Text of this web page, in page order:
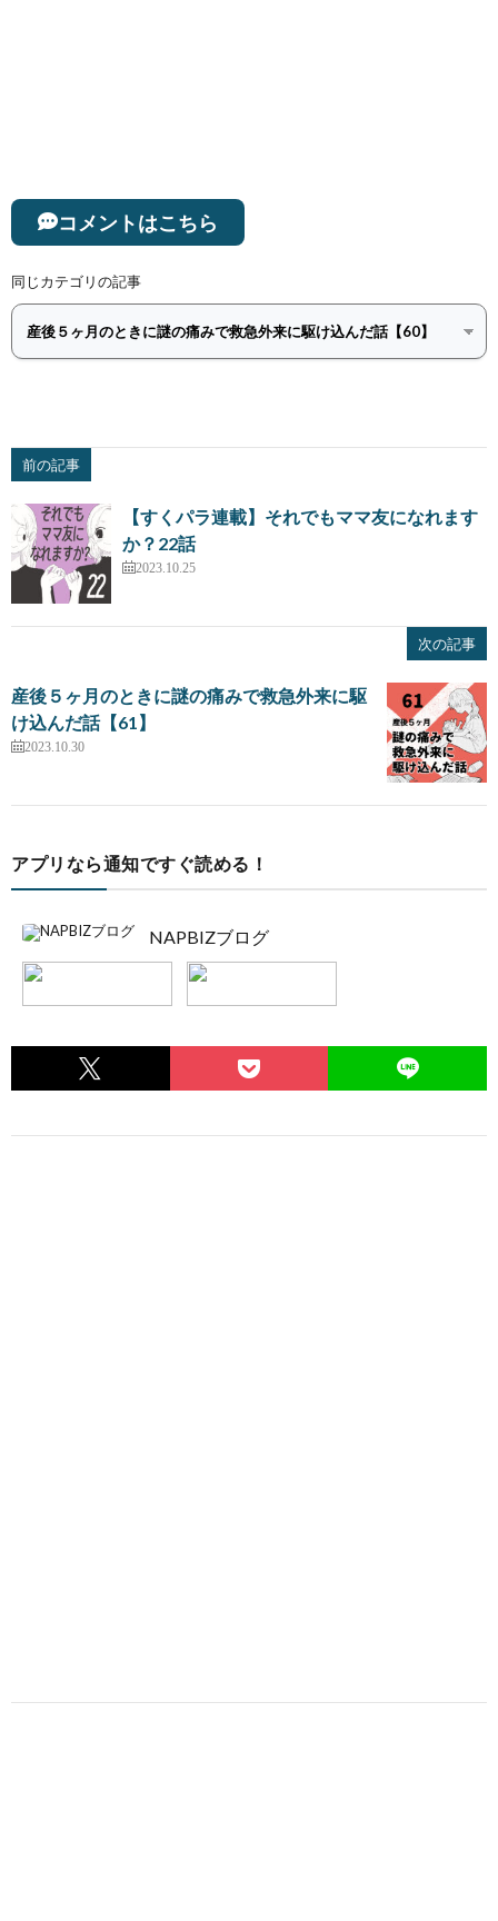
コメントはこちら
同じカテゴリの記事
前の記事
【すくパラ連載】それでもママ友になれます
か？22話
2023.10.25
次の記事
産後５ヶ月のときに謎の痛みで救急外来に駆
け込んだ話【61】
2023.10.30
アプリなら通知ですぐ読める！
NAPBIZブログ